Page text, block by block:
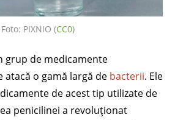
Foto: PIXNIO (CC0)
grup de medicamente
o gamă largă de bacterii. Ele
de acest tip utilizate de
penicilinei a revoluționat